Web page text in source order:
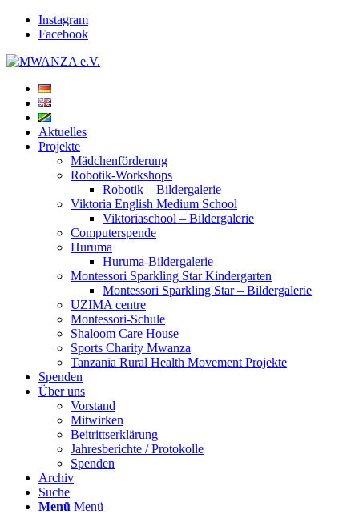
Instagram
Facebook
Aktuelles
Projekte
Mädchenförderung
Robotik-Workshops
Robotik – Bildergalerie
Viktoria English Medium School
Viktoriaschool – Bildergalerie
Computerspende
Huruma
Huruma-Bildergalerie
Montessori Sparkling Star Kindergarten
Montessori Sparkling Star – Bildergalerie
UZIMA centre
Montessori-Schule
Shaloom Care House
Sports Charity Mwanza
Tanzania Rural Health Movement Projekte
Spenden
Über uns
Vorstand
Mitwirken
Beitrittserklärung
Jahresberichte / Protokolle
Spenden
Archiv
Suche
Menü Menü